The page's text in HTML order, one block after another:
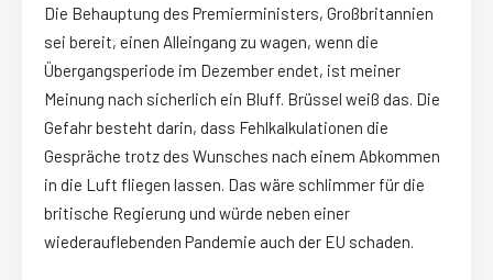
Die Behauptung des Premierministers, Großbritannien
sei bereit, einen Alleingang zu wagen, wenn die
Übergangsperiode im Dezember endet, ist meiner
Meinung nach sicherlich ein Bluff. Brüssel weiß das. Die
Gefahr besteht darin, dass Fehlkalkulationen die
Gespräche trotz des Wunsches nach einem Abkommen
in die Luft fliegen lassen. Das wäre schlimmer für die
britische Regierung und würde neben einer
wiederauflebenden Pandemie auch der EU schaden.